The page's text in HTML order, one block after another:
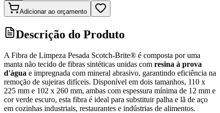
Adicionar ao orçamento
Descrição do Produto
A Fibra de Limpeza Pesada Scotch-Brite® é composta por uma
manta não tecido de fibras sintéticas unidas com resina à prova
d'água e impregnada com mineral abrasivo, garantindo eficiência na
remoção de sujeiras difíceis. Disponível em dois tamanhos, 110 x
225 mm e 102 x 260 mm, ambas com espessura mínima de 12 mm e
cor verde escuro, esta fibra é ideal para substituir palha e lã de aço
em cozinhas industriais, restaurantes e indústrias de alimentos.